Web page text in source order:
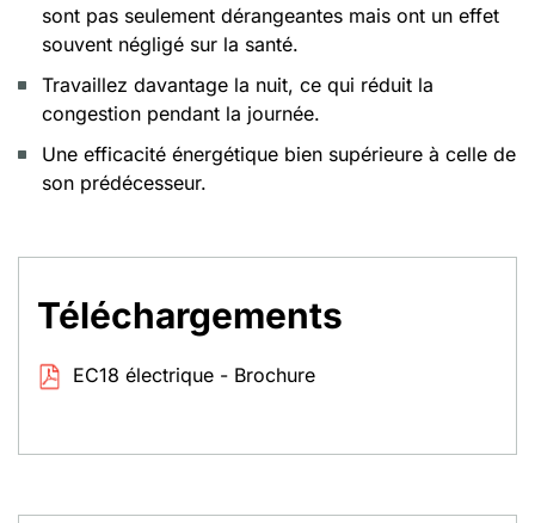
sont pas seulement dérangeantes mais ont un effet
souvent négligé sur la santé.
Travaillez davantage la nuit, ce qui réduit la
congestion pendant la journée.
Une efficacité énergétique bien supérieure à celle de
son prédécesseur.
Téléchargements
EC18 électrique - Brochure